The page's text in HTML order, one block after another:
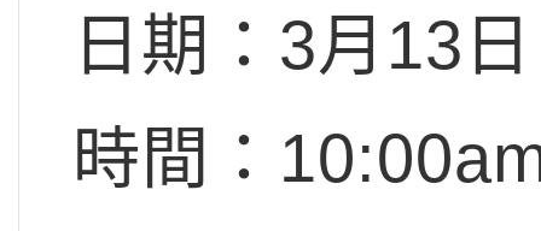
日期： 3月13日
時間：10:00a